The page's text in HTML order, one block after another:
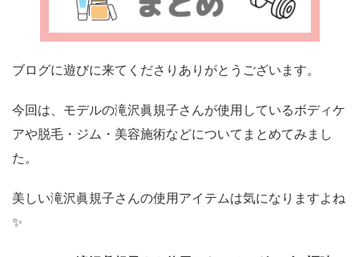
ブログに遊びに来てくださりありがとうございます。
今回は、モデルの滝沢眞規子さんが使用しているボディケ
アや脱毛・ジム・美容施術などについてまとめてみまし
た。
美しい滝沢眞規子さんの使用アイテムは気になりますよね
✨